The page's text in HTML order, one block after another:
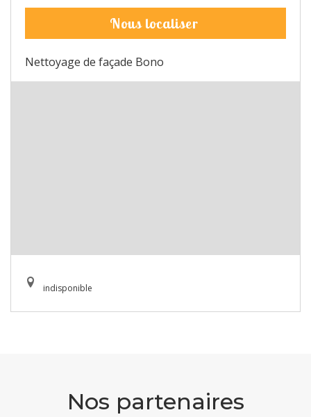
Nous localiser
Nettoyage de façade Bono
indisponible
Nos partenaires